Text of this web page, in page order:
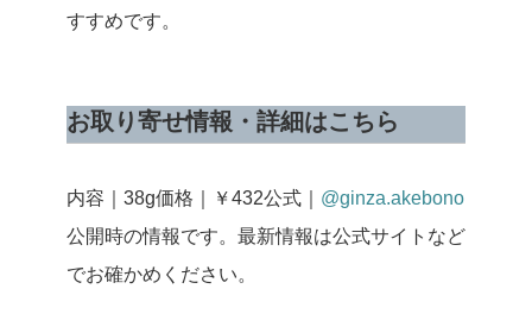
すすめです。
お取り寄せ情報・詳細はこちら
内容｜38g価格｜￥432公式｜ @ginza.akebono
公開時の情報です。最新情報は公式サイトなど
でお確かめください。